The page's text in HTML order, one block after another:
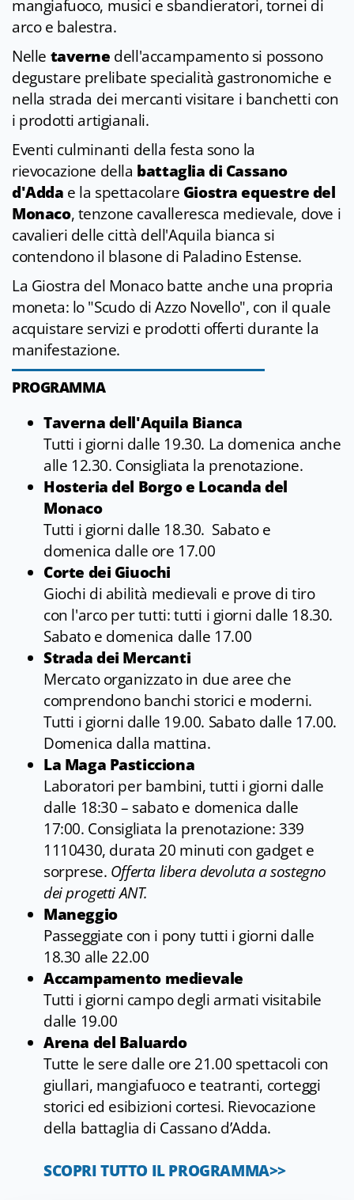
mangiafuoco, musici e sbandieratori, tornei di
arco e balestra.
Nelle taverne dell'accampamento si possono
degustare prelibate specialità gastronomiche e
nella strada dei mercanti visitare i banchetti con
i prodotti artigianali.
Eventi culminanti della festa sono la
rievocazione della battaglia di Cassano
d'Adda e la spettacolare Giostra equestre del
Monaco, tenzone cavalleresca medievale, dove i
cavalieri delle città dell'Aquila bianca si
contendono il blasone di Paladino Estense.
La Giostra del Monaco batte anche una propria
moneta: lo "Scudo di Azzo Novello", con il quale
acquistare servizi e prodotti offerti durante la
manifestazione.
PROGRAMMA
Taverna dell'Aquila Bianca
Tutti i giorni dalle 19.30. La domenica anche
alle 12.30. Consigliata la prenotazione.
Hosteria del Borgo e Locanda del
Monaco
Tutti i giorni dalle 18.30. Sabato e
domenica dalle ore 17.00
Corte dei Giuochi
Giochi di abilità medievali e prove di tiro
con l'arco per tutti: tutti i giorni dalle 18.30.
Sabato e domenica dalle 17.00
Strada dei Mercanti
Mercato organizzato in due aree che
comprendono banchi storici e moderni.
Tutti i giorni dalle 19.00. Sabato dalle 17.00.
Domenica dalla mattina.
La Maga Pasticciona
Laboratori per bambini, tutti i giorni dalle
dalle 18:30 – sabato e domenica dalle
17:00. Consigliata la prenotazione: 339
1110430, durata 20 minuti con gadget e
sorprese. Offerta libera devoluta a sostegno
dei progetti ANT.
Maneggio
Passeggiate con i pony tutti i giorni dalle
18.30 alle 22.00
Accampamento medievale
Tutti i giorni campo degli armati visitabile
dalle 19.00
Arena del Baluardo
Tutte le sere dalle ore 21.00 spettacoli con
giullari, mangiafuoco e teatranti, corteggi
storici ed esibizioni cortesi. Rievocazione
della battaglia di Cassano d’Adda.
SCOPRI TUTTO IL PROGRAMMA>>